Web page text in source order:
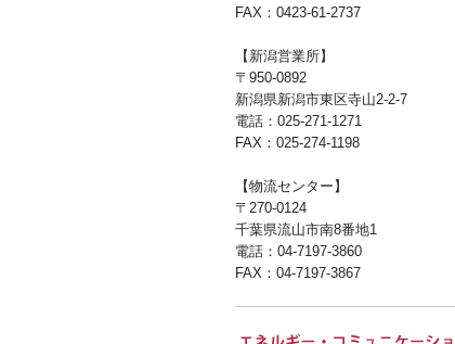
FAX：0423-61-2737
【新潟営業所】
〒950-0892
新潟県新潟市東区寺山2-2-7
電話：025-271-1271
FAX：025-274-1198
【物流センター】
〒270-0124
千葉県流山市南8番地1
電話：04-7197-3860
FAX：04-7197-3867